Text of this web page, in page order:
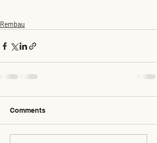
Rembau
Comments